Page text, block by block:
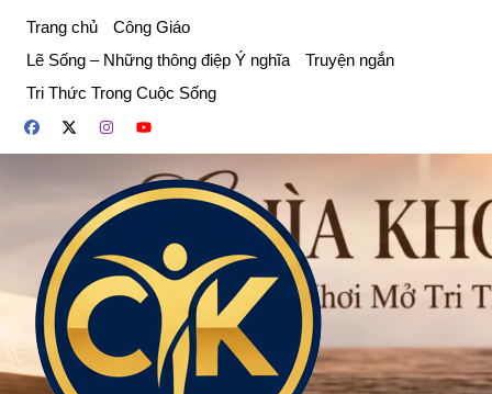
phần
dung
Trang chủ
Công Giáo
Lẽ Sống – Những thông điệp Ý nghĩa
Truyện ngắn
Tri Thức Trong Cuộc Sống